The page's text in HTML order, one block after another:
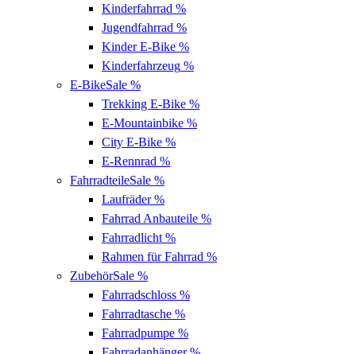
Kinderfahrrad %
Jugendfahrrad %
Kinder E-Bike %
Kinderfahrzeug %
E-BikeSale %
Trekking E-Bike %
E-Mountainbike %
City E-Bike %
E-Rennrad %
FahrradteileSale %
Laufräder%
Fahrrad Anbauteile %
Fahrradlicht %
Rahmen für Fahrrad %
ZubehörSale %
Fahrradschloss %
Fahrradtasche %
Fahrradpumpe %